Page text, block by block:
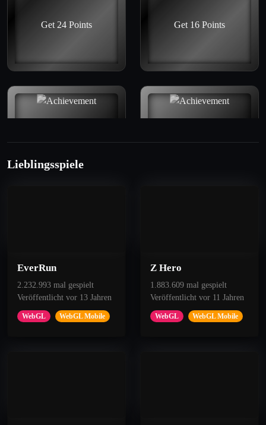
Get 24 Points Get 16 Points
Lieblingsspiele
EverRun
2.232.993 mal gespielt
Veröffentlicht vor 13 Jahren
WebGL WebGL Mobile
Z Hero
1.883.609 mal gespielt
Veröffentlicht vor 11 Jahren
WebGL WebGL Mobile